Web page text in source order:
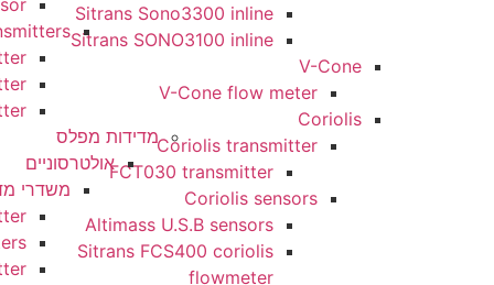
Sitrans Sono3300 inline
Sitrans SONO3100 inline
V-Cone flow meter
Coriolis transmitter
FCT030 transmitter
Coriolis sensors
Altimass U.S.B sensors
Sitrans FCS400 coriolis
1100 F Sensor
Flow transmitters
transmitter
6000 transmitter
5000 transmitter
מדידות מפלס
אולטרסוניים
משדרי מדידות מפלס
LU transmitter
200 Transmitters
transmitter